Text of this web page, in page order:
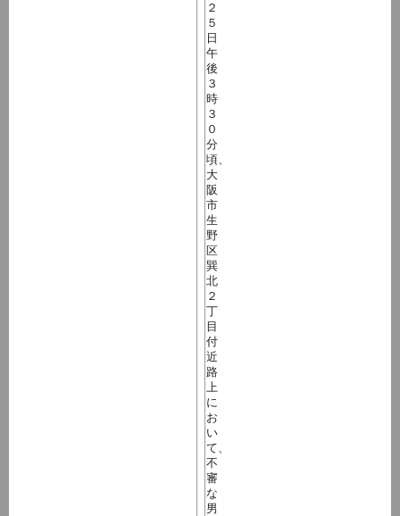
２
５
日
午
後
３
時
３
０
分
頃、
大
阪
市
生
野
区
巽
北
２
丁
目
付
近
路
上
に
お
い
て、
不
審
な
男